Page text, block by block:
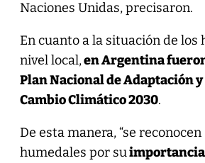
Naciones Unidas, precisaron.
En cuanto a la situación de los
nivel local,en Argentina
Plan Nacional de Adaptación
Cambio Climático 2030.
De esta manera, “se reconocen
humedales por su